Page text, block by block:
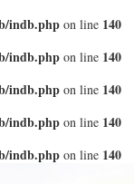
indb.php on line 140
indb.php on line 140
indb.php on line 140
indb.php on line 140
indb.php on line 140